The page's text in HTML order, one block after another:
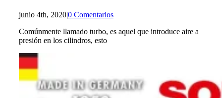
junio 4th, 2020|0 Comentarios
Comúnmente llamado turbo, es aquel que introduce aire a
presión en los cilindros, esto